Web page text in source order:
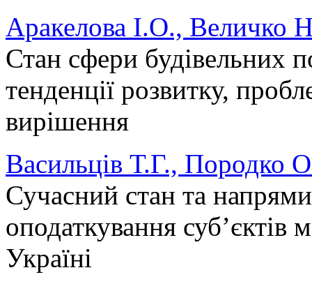
Аракелова І.О., Величко
Стан сфери будівельних
тенденції розвитку,
вирішення
Васильців Т.Г., Породко
Сучасний стан та
оподаткування суб’єктів
Україні